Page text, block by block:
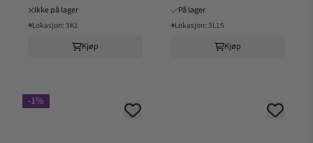
Ikke på lager
⌖Lokasjon: 3K1
Kjøp
På lager
⌖Lokasjon: 3L15
Kjøp
-1%